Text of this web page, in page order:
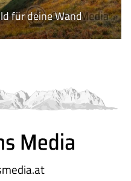
für deine Wand